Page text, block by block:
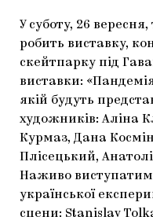
У суботу, 26
робить виставку,
скейтпарку під
виставки:
якій будуть
художників: Аліна
Курмаз, Дана
Плісецький,
Наживо
української
сцени: Stanislav